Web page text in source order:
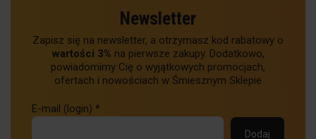
Newsletter
Zapisz się na newsletter, a otrzymasz kod rabatowy o
wartości 3% na pierwsze zakupy. Dodatkowo,
powiadomimy Cię o wyjątkowych promocjach,
ofertach i nowościach w Śmiesznym Sklepie
E-mail (login) *